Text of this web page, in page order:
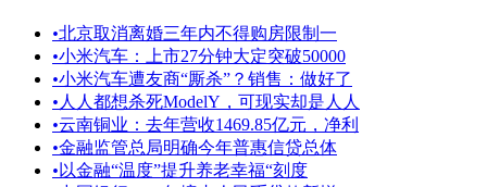
•北京取消离婚三年内不得购房限制一
•小米汽车：上市27分钟大定突破50000
•小米汽车遭友商“厮杀”？销售：做好了
• 人人都想杀死ModelY，可现实却是人人
•云南铜业：去年营收1469.85亿元，净利
•金融监管总局明确今年普惠信贷总体
• 以金融“温度”提升养老幸福“刻度